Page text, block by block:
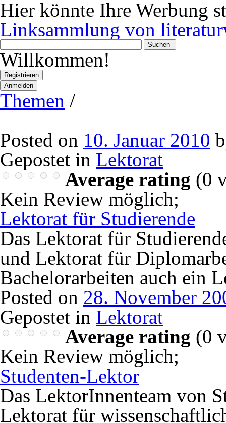
Hier könnte Ihre Werbung
Linksammlung von
Wonach
suchen
Sie?
Willkommen!
Registrieren
Anmelden
Themen /
Posted on 10. Januar 2010
Gepostet in Lektorat
Average rating (0
Kein Review möglich;
Lektorat für Studierende
Das Lektorat für
und Lektorat für
Bachelorarbeiten auch ein
Posted on 28. November
Gepostet in Lektorat
Average rating (0
Kein Review möglich;
Studenten-Lektor
Das LektorInnenteam von
Lektorat für